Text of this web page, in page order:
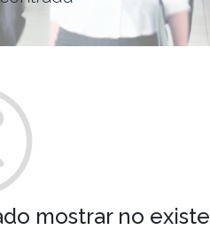
mostrar no existe